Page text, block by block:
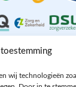
toestemming
wij technologieën